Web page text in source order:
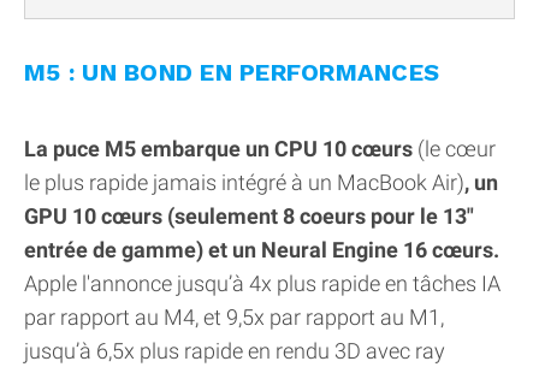
M5 : UN BOND EN PERFORMANCES
La puce M5 embarque un CPU 10 cœurs (le cœur
le plus rapide jamais intégré à un MacBook Air), un
GPU 10 cœurs (seulement 8 coeurs pour le 13"
entrée de gamme) et un Neural Engine 16 cœurs.
Apple l'annonce jusqu’à 4x plus rapide en tâches IA
par rapport au M4, et 9,5x par rapport au M1,
jusqu’à 6,5x plus rapide en rendu 3D avec ray